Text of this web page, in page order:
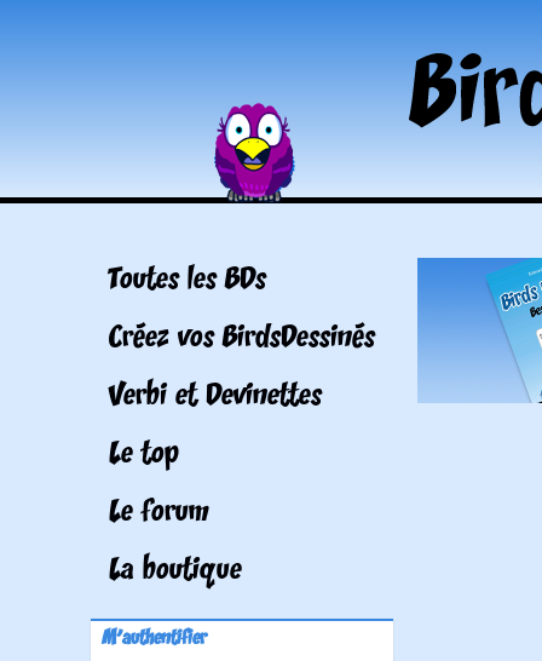
Toutes les BDs
Créez vos BirdsDessinés
Verbi et Devinettes
Le top
Le forum
La boutique
M'authentifier